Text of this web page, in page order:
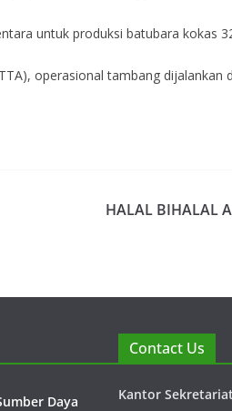
untuk produksi batubara kokas
operasional tambang dijalankan
HALAL BIHALAL
Daya
Contact Us
Kantor